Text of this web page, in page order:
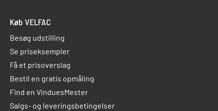
Køb VELFAC
Besøg udstilling
Se priseksempler
Få et prisoverslag
Bestil en gratis opmåling
Find en VinduesMester
Salgs- og leveringsbetingelser